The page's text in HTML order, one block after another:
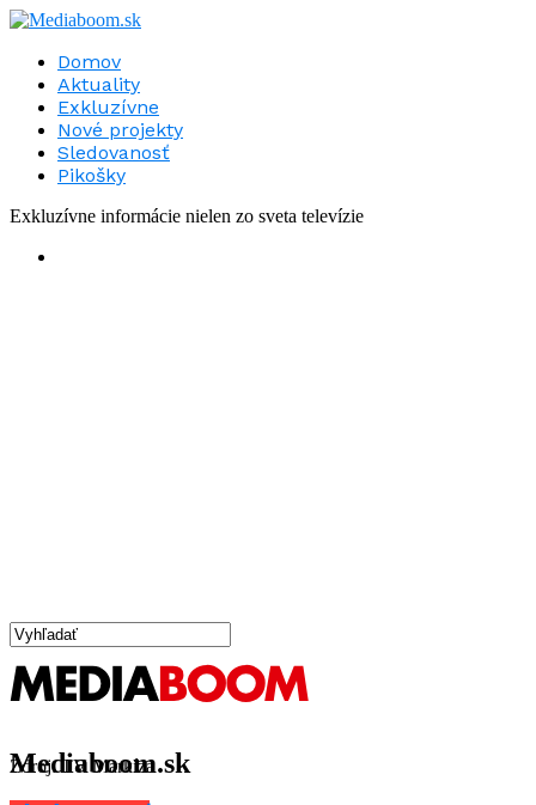
Domov
Aktuality
Exkluzívne
Nové projekty
Sledovanosť
Pikošky
Exkluzívne informácie nielen zo sveta televízie
Mediaboom.sk
Zdroj: TV Markíza